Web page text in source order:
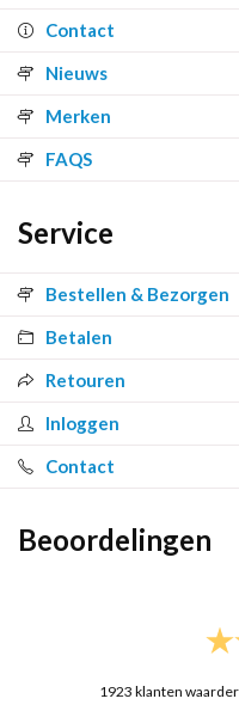
Contact
Nieuws
Merken
FAQS
Service
Bestellen & Bezorgen
Betalen
Retouren
Inloggen
Contact
Beoordelingen
1923 klanten